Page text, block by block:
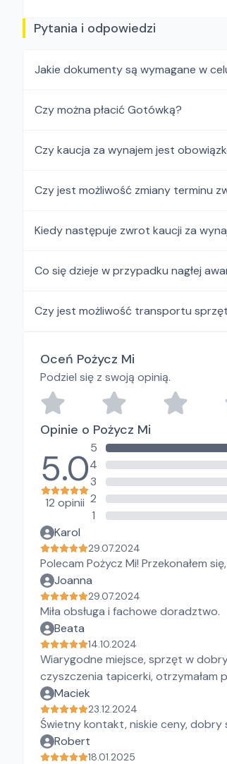
Pytania i odpowiedzi
Jakie dokumenty są wymagane w
Czy można płacić Gotówką?
Czy kaucja za wynajem jest
Czy jest możliwość zmiany terminu
Kiedy następuje zwrot kaucji za
Co się dzieje w przypadku nagłej
Czy jest możliwość transportu
Oceń Pożycz Mi
Podziel się z swoją opinią.
Opinie o Pożycz Mi
5.0
12 opinii
5
4
3
2
1
Karol
29.07.2024
Polecam Pożycz Mi! Przekonałem
Joanna
29.07.2024
Miła obsługa i fachowe doradztwo.
Beata
14.10.2024
Wiarygodne miejsce, sprzęt w
czyszczenia tapicerki, otrzymałam
Maciek
23.12.2024
Świetny kontakt, niskie ceny, dobry
Robert
18.01.2025